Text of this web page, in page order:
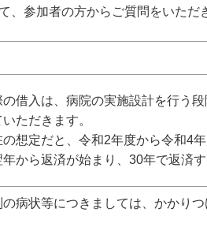
参加者の方からご質問をいただ
の借入は、病院の実施設計を行う
ただきます。
の想定だと、令和2年度から令和4
年から返済が始まり、30年で返済す
の病状等につきましては、かかり